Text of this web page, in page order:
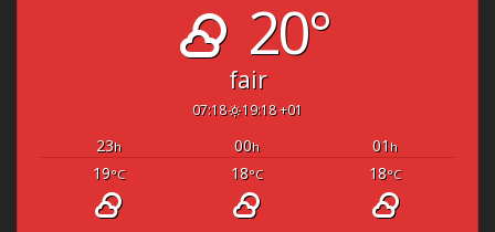
20°
fair
07:18 19:18 +01
23h 00h 01 h
19°C 18°C 18°C